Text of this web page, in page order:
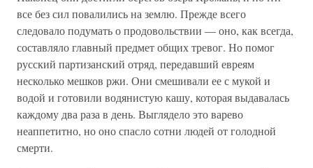
все без сил повалились на землю. Прежде всего
следовало подумать о продовольствии — оно, как всегда,
составляло главный предмет общих тревог. Но помог
русский партизанский отряд, передавший евреям
несколько мешков ржи. Они смешивали ее с мукой и
водой и готовили водянистую кашу, которая выдавалась
каждому два раза в день. Выглядело это варево
неаппетитно, но оно спасло сотни людей от голодной
смерти.